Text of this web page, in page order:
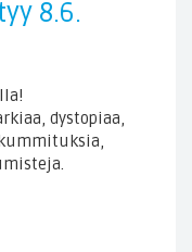
8.6.
dystopiaa,